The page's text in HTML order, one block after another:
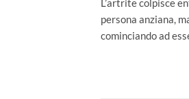
L’artrite colpisce
persona anziana,
cominciando ad